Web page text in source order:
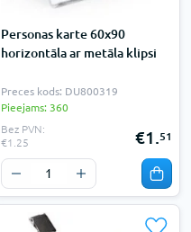
Personas karte 60x90
horizontāla ar metāla klipsi
Preces kods: DU800319
Pieejams: 360
Bez PVN:
€1.25
€1.51